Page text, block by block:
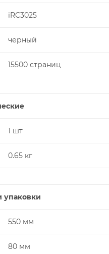
iRC3025
черный
15500 страниц
1 шт
0.65 кг
упаковки
550 мм
80 мм